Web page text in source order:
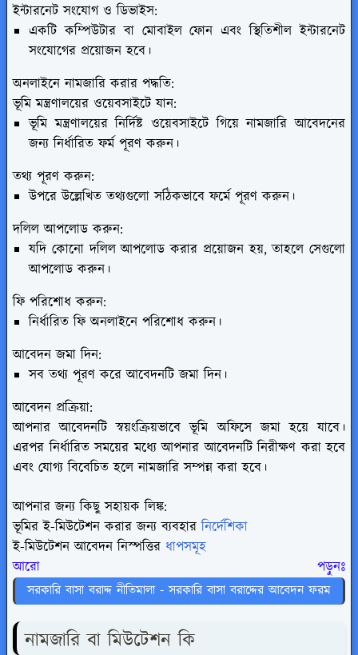
ইন্টারনেট সংযোগ ও ডিভাইস:
একটি কম্পিউটার বা মোবাইল ফোন এবং স্থিতিশীল ইন্টারনেট
সংযোগের প্রয়োজন হবে।
অনলাইনে নামজারি করার পদ্ধতি:
ভূমি মন্ত্রণালয়ের ওয়েবসাইটে যান:
ভূমি মন্ত্রণালয়ের নির্দিষ্ট ওয়েবসাইটে গিয়ে নামজারি আবেদনের
জন্য নির্ধারিত ফর্ম পূরণ করুন।
তথ্য পূরণ করুন:
উপরে উল্লেখিত তথ্যগুলো সঠিকভাবে ফর্মে পূরণ করুন।
দলিল আপলোড করুন:
যদি কোনো দলিল আপলোড করার প্রয়োজন হয়, তাহলে সেগুলো
আপলোড করুন।
ফি পরিশোধ করুন:
নির্ধারিত ফি অনলাইনে পরিশোধ করুন।
আবেদন জমা দিন:
সব তথ্য পূরণ করে আবেদনটি জমা দিন।
আবেদন প্রক্রিয়া:
আপনার আবেদনটি স্বয়ংক্রিয়ভাবে ভূমি অফিসে জমা হয়ে যাবে।
এরপর নির্ধারিত সময়ের মধ্যে আপনার আবেদনটি নিরীক্ষণ করা হবে
এবং যোগ্য বিবেচিত হলে নামজারি সম্পন্ন করা হবে।
আপনার জন্য কিছু সহায়ক লিঙ্ক:
ভূমির ই-মিউটেশন করার জন্য ব্যবহারনির্দেশিকা
ই-মিউটেশন আবেদন নিস্পত্তির ধাপসমূহ
আরো পড়ুনঃ
সরকারি বাসা বরাদ্দ নীতিমালা - সরকারি বাসা বরাদ্দের আবেদন ফরম
নামজারি বা মিউটেশন কি